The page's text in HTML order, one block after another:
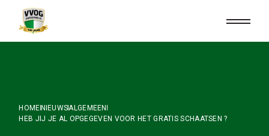
content
HOME NIEUWSALGEMEEN
HEB JIJ JE AL OPGEGEVEN VOOR HET GRATIS SCHAATSEN ?